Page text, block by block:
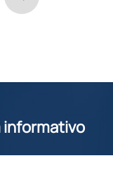
informativo